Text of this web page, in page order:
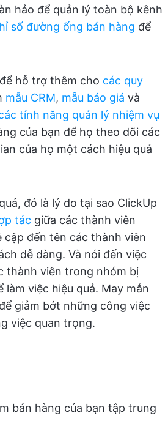
hảo để quản lý toàn bộ kênh
số đường ống bán hàng để
hỗ trợ thêm cho các quy
mẫu CRM, mẫu báo giá và
tính năng quản lý nhiệm vụ
của bạn để họ theo dõi các
của họ một cách hiệu quả
đó là lý do tại sao ClickUp
tác giữa các thành viên
đến tên các thành viên
dễ dàng. Và nói đến việc
thành viên trong nhóm bị
việc hiệu quả. May mắn
giảm bớt những công việc
việc quan trọng.
bán hàng của bạn tập trung